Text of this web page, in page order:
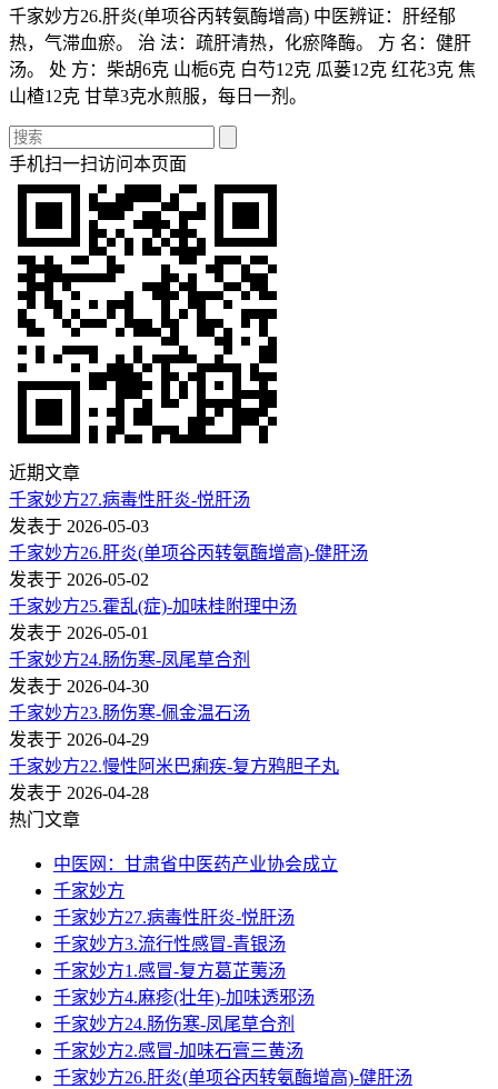
千家妙方26.肝炎(单项谷丙转氨酶增高) 中医辨证：肝经郁
热，气滞血瘀。 治 法：疏肝清热，化瘀降酶。 方 名：健肝
汤。 处 方：柴胡6克 山栀6克 白芍12克 瓜蒌12克 红花3克 焦
山楂12克 甘草3克水煎服，每日一剂。
手机扫一扫访问本页面
近期文章
千家妙方27.病毒性肝炎-悦肝汤
发表于 2026-05-03
千家妙方26.肝炎(单项谷丙转氨酶增高)-健肝汤
发表于 2026-05-02
千家妙方25.霍乱(症)-加味桂附理中汤
发表于 2026-05-01
千家妙方24.肠伤寒-凤尾草合剂
发表于 2026-04-30
千家妙方23.肠伤寒-佩金温石汤
发表于 2026-04-29
千家妙方22.慢性阿米巴痢疾-复方鸦胆子丸
发表于 2026-04-28
热门文章
中医网：甘肃省中医药产业协会成立
千家妙方
千家妙方27.病毒性肝炎-悦肝汤
千家妙方3.流行性感冒-青银汤
千家妙方1.感冒-复方葛芷荑汤
千家妙方4.麻疹(壮年)-加味透邪汤
千家妙方24.肠伤寒-凤尾草合剂
千家妙方2.感冒-加味石膏三黄汤
千家妙方26.肝炎(单项谷丙转氨酶增高)-健肝汤